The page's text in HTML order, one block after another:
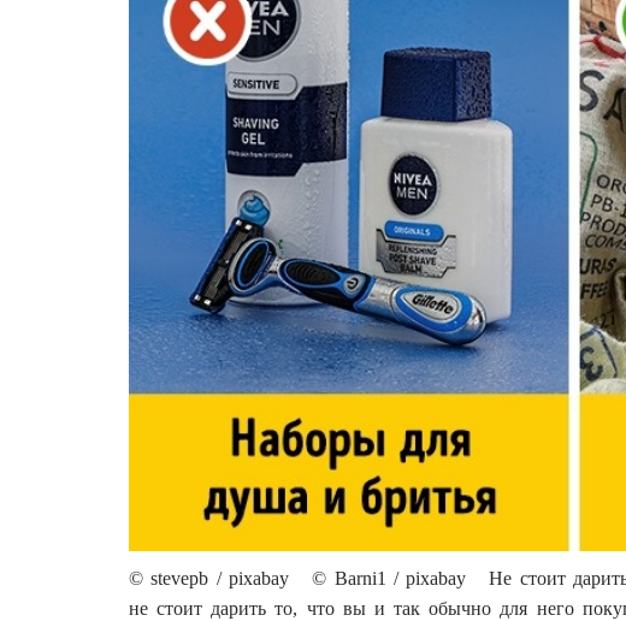
© stevepb / pixabay © Barni1 / pixabay Не стоит дарить
не стоит дарить то, что вы и так обычно для него